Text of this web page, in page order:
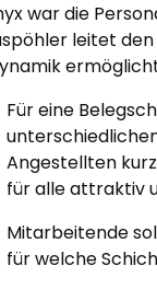
war die
leitet
Für eine
Angestellten
für alle attraktiv
Mitarbeitende
für welche